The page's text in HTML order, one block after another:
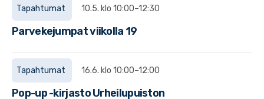
Tapahtumat 10.5. klo 10:00–12:30
Parvekejumpat viikolla 19
Tapahtumat 16.6. klo 10:00–12:00
Pop-up -kirjasto Urheilupuiston